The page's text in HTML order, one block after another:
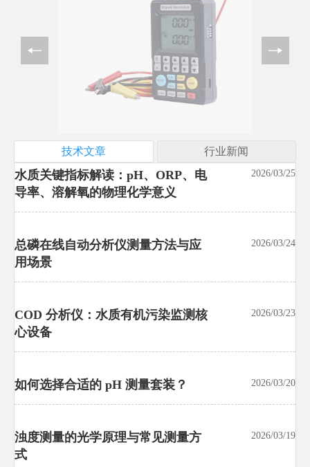
技术文章 行业新闻
水质关键指标解读：pH、ORP、电
导率、溶解氧的物理化学意义
2026/03/25
总磷在线自动分析仪测量方法与应
用场景
2026/03/24
COD 分析仪：水质有机污染监测核
心设备
2026/03/23
如何选择合适的 pH 测量套装？ 2026/03/20
浊度测量的光学原理与常见测量方
式
2026/03/19
汉诺威工博会新增智能试验装备展
区，中国展团预订率达92%
2026/07/21
汉诺威工博会新增智能试验装备展区，中国展团预订率达92%，释
校准、交付与远程服务的影响，帮助企业抢先把握市场先机。
洋山港试行试验设备出口绿色通道 2026/07/21
试验设备行业关注：洋山港试行试验设备出口绿色通道，通关平
均缩短3.2天，并将ISO 14001、RoHS、碳足迹声明等纳入条件。
快速了解企业合规准备、单证管理与供应链协同关键变化。
东南亚多国启动试验设备能效标签
强制计划
制计划，印尼、越南、泰国将对恒温恒湿试验箱等实施MEPS管
理。快速了解IE3门槛、ASEAN测试报告要求与出口合规应对重
点。